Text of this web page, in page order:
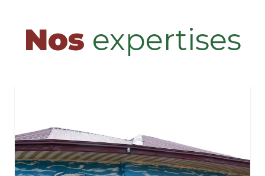
Nos expertises